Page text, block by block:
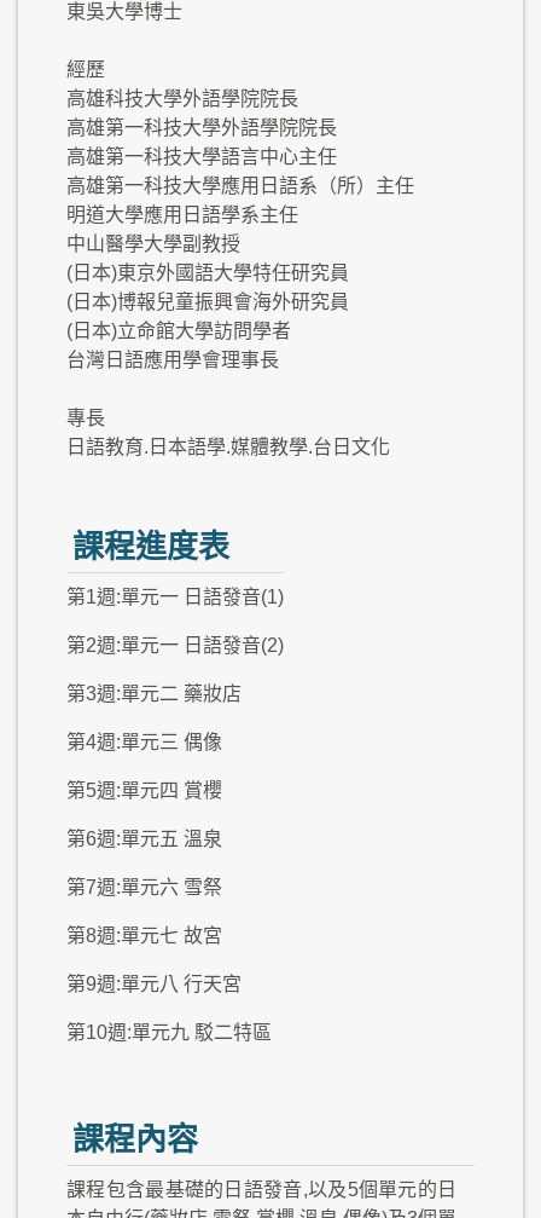
東吳大學博士
經歷
高雄科技大學外語學院院長
高雄第一科技大學外語學院院長
高雄第一科技大學語言中心主任
高雄第一科技大學應用日語系（所）主任
明道大學應用日語學系主任
中山醫學大學副教授
(日本)東京外國語大學特任研究員
(日本)博報兒童振興會海外研究員
(日本)立命館大學訪問學者
台灣日語應用學會理事長
專長
日語教育.日本語學.媒體教學.台日文化
課程進度表
第1週:單元一 日語發音(1)
第2週:單元一 日語發音(2)
第3週:單元二 藥妝店
第4週:單元三 偶像
第5週:單元四 賞櫻
第6週:單元五 溫泉
第7週:單元六 雪祭
第8週:單元七 故宮
第9週:單元八 行天宮
第10週:單元九 駁二特區
課程內容
課程包含最基礎的日語發音,以及5個單元的日